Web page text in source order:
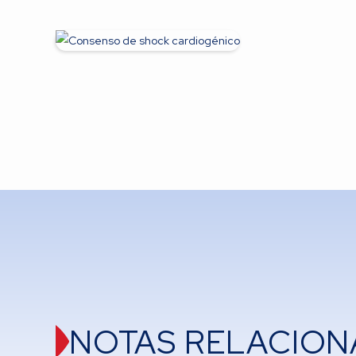
NOTAS